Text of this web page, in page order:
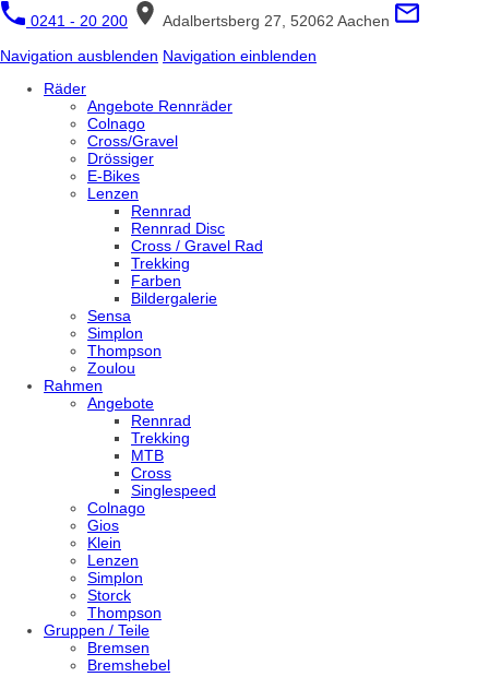
0241 - 20 200
Adalbertsberg 27, 52062 Aachen
Navigation ausblenden Navigation einblenden
Räder
Angebote Rennräder
Colnago
Cross/Gravel
Drössiger
E-Bikes
Lenzen
Rennrad
Rennrad Disc
Cross / Gravel Rad
Trekking
Farben
Bildergalerie
Sensa
Simplon
Thompson
Zoulou
Rahmen
Angebote
Rennrad
Trekking
MTB
Cross
Singlespeed
Colnago
Gios
Klein
Lenzen
Simplon
Storck
Thompson
Gruppen / Teile
Bremsen
Bremshebel